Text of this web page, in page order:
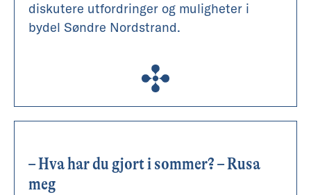
diskutere utfordringer og muligheter i
bydel Søndre Nordstrand.
– Hva har du gjort i sommer? – Rusa
meg